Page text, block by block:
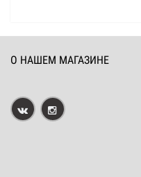
О НАШЕМ МАГАЗИНЕ